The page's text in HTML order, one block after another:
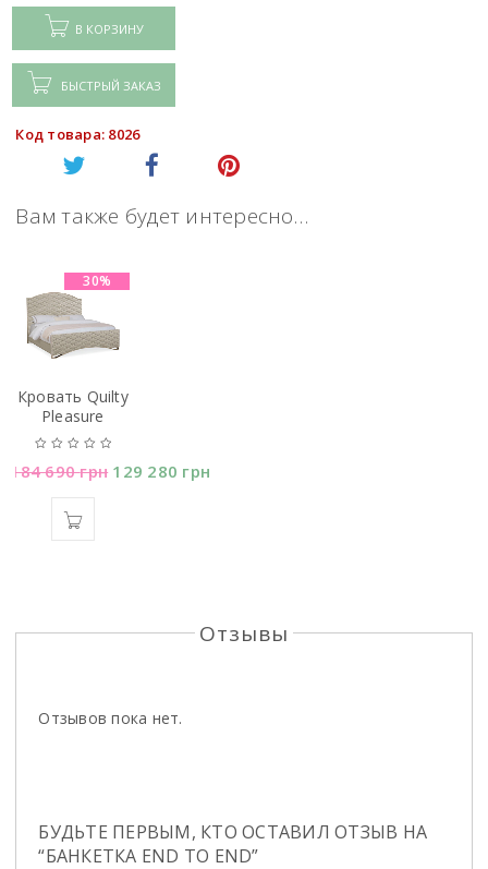
В КОРЗИНУ
БЫСТРЫЙ ЗАКАЗ
Код товара: 8026
Вам также будет интересно…
30%
Кровать Quilty
Pleasure
184 690грн 129 280 грн
Отзывы
Отзывов пока нет.
БУДЬТЕ ПЕРВЫМ, КТО ОСТАВИЛ ОТЗЫВ НА
“БАНКЕТКА END TO END”